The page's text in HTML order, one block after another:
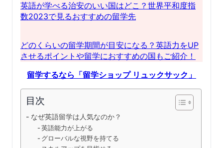
英語が学べる治安のいい国はどこ？世界平和度指
数2023で見るおすすめの留学先
どのくらいの留学期間が目安になる？英語力をUP
させるポイントや留学におすすめの国もご紹介！
留学するなら「留学ショップ リュックサック」
目次
なぜ英語留学は人気なのか？
英語能力が上がる
グローバルな視野を持てる